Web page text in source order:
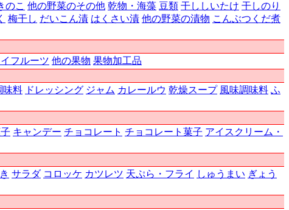
のこ 他の野菜のその他 乾物・海藻 豆類 干ししいたけ 干しのり
梅干し だいこん漬 はくさい漬 他の野菜の漬物 こんぶつくだ煮
フルーツ 他の果物 果物加工品
味料 ドレッシング ジャム カレールウ 乾燥スープ 風味調味料 ふ
キャンデー チョコレート チョコレート菓子 アイスクリーム・
サラダ コロッケ カツレツ 天ぷら・フライ しゅうまい ぎょう